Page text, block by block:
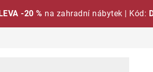
-20 % na zahradní nábytek | Kód: